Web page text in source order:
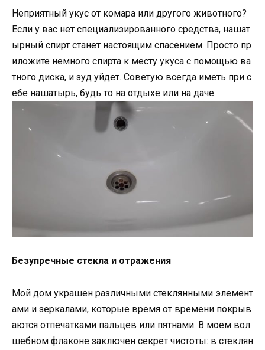
Неприятный укус от комара или другого животного?
Если у вас нет специализированного средства, нашат
ырный спирт станет настоящим спасением. Просто пр
иложите немного спирта к месту укуса с помощью ва
тного диска, и зуд уйдет. Советую всегда иметь при с
ебе нашатырь, будь то на отдыхе или на даче.
Безупречные стекла и отражения
Мой дом украшен различными стеклянными элемент
ами и зеркалами, которые время от времени покрыв
аются отпечатками пальцев или пятнами. В моем вол
шебном флаконе заключен секрет чистоты: в стеклян